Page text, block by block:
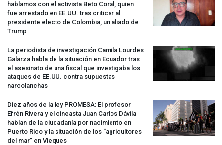
hablamos con el activista Beto Coral, quien
fue arrestado en EE.UU. tras criticar al
presidente electo de Colombia, un aliado de
Trump
La periodista de investigación Camila Lourdes
Galarza habla de la situación en Ecuador tras
el asesinato de una fiscal que investigaba los
ataques de EE.UU. contra supuestas
narcolanchas
Diez años de la ley PROMESA: El profesor
Efrén Rivera y el cineasta Juan Carlos Dávila
hablan de la ciudadanía por nacimiento en
Puerto Rico y la situación de los “agricultores
del mar” en Vieques